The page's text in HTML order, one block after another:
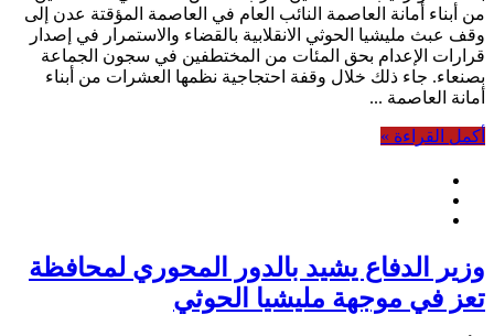
من أبناء أمانة العاصمة النائب العام في العاصمة المؤقتة عدن إلى
وقف عبث مليشيا الحوثي الانقلابية بالقضاء والاستمرار في إصدار
قرارات الإعدام بحق المئات من المختطفين في سجون الجماعة
بصنعاء. جاء ذلك خلال وقفة احتجاجية نظمها العشرات من أبناء
أمانة العاصمة ...
أكمل القراءة »
وزير الدفاع يشيد بالدور المحوري لمحافظة
تعز في موجهة مليشيا الحوثي